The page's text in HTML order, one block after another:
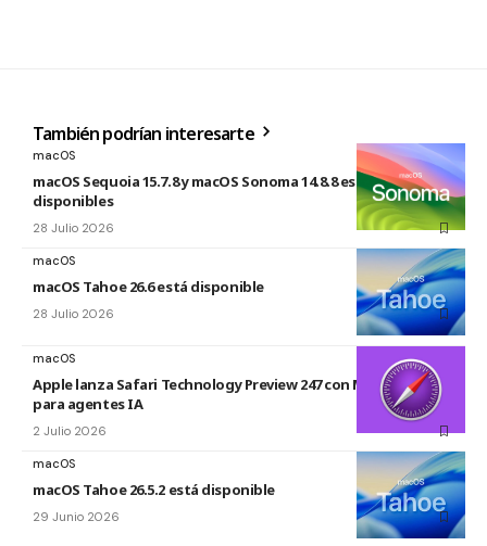
También podrían interesarte
macOS
macOS Sequoia 15.7.8 y macOS Sonoma 14.8.8 están
disponibles
28 Julio 2026
macOS
macOS Tahoe 26.6 está disponible
28 Julio 2026
macOS
Apple lanza Safari Technology Preview 247 con MCP Server
para agentes IA
2 Julio 2026
macOS
macOS Tahoe 26.5.2 está disponible
29 Junio 2026